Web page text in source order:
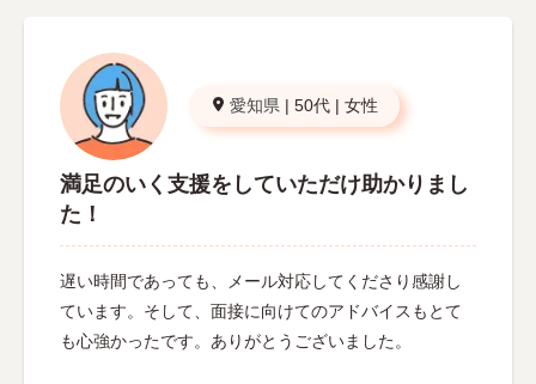
愛知県 | 50代 | 女性
満足のいく支援をしていただけ助かりまし
た！
遅い時間であっても、メール対応してくださり感謝し
ています。そして、面接に向けてのアドバイスもとて
も心強かったです。ありがとうございました。